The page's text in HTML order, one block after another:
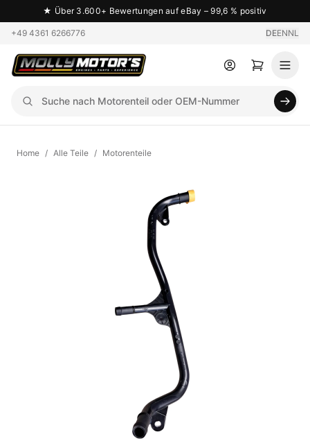
★ Über 3.600+ Bewertungen auf eBay – 99,6 % positiv
+49 4361 6266776 DEENNL
Home / Alle Teile / Motorenteile